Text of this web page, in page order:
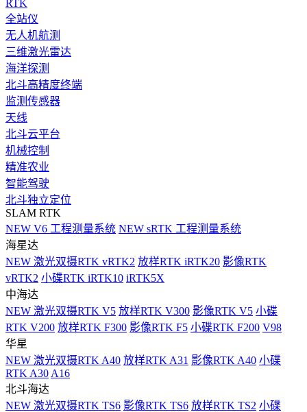
RTK
全站仪
无人机航测
三维激光雷达
海洋探测
北斗高精度终端
监测传感器
天线
北斗云平台
机械控制
精准农业
智能驾驶
北斗独立定位
SLAM RTK
NEW V6 工程测量系统 NEW sRTK 工程测量系统
海星达
NEW 激光双摄RTK vRTK2 放样RTK iRTK20 影像RTK
vRTK2 小碟RTK iRTK10 iRTK5X
中海达
NEW 激光双摄RTK V5 放样RTK V300 影像RTK V5 小碟
RTK V200 放样RTK F300 影像RTK F5 小碟RTK F200 V98
华星
NEW 激光双摄RTK A40 放样RTK A31 影像RTK A40 小碟
RTK A30 A16
北斗海达
NEW 激光双摄RTK TS6 影像RTK TS6 放样RTK TS2 小碟